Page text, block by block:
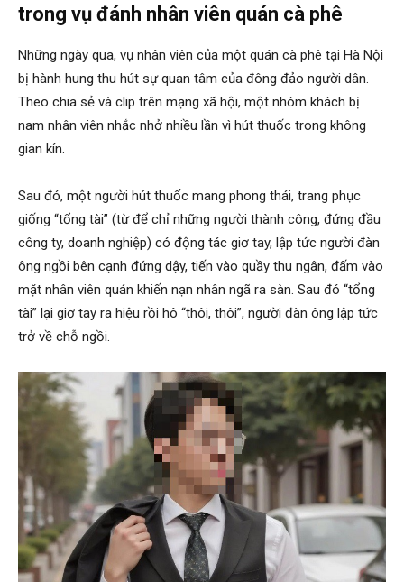
trong vụ đánh nhân viên quán cà phê
Những ngày qua, vụ nhân viên của một quán cà phê tại Hà Nội
bị hành hung thu hút sự quan tâm của đông đảo người dân.
Theo chia sẻ và clip trên mạng xã hội, một nhóm khách bị
nam nhân viên nhắc nhở nhiều lần vì hút thuốc trong không
gian kín.
Sau đó, một người hút thuốc mang phong thái, trang phục
giống “tổng tài” (từ để chỉ những người thành công, đứng đầu
công ty, doanh nghiệp) có động tác giơ tay, lập tức người đàn
ông ngồi bên cạnh đứng dậy, tiến vào quầy thu ngân, đấm vào
mặt nhân viên quán khiến nạn nhân ngã ra sàn. Sau đó “tổng
tài” lại giơ tay ra hiệu rồi hô “thôi, thôi”, người đàn ông lập tức
trở về chỗ ngồi.